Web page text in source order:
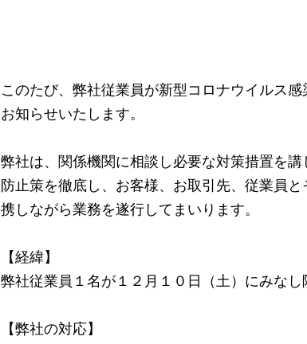
このたび、弊社従業員が新型コロナウイルス
お知らせいたします。
弊社は、関係機関に相談し必要な対策措置を
防止策を徹底し、お客様、お取引先、従業員
携しながら業務を遂行してまいります。
【経緯】
弊社従業員１名が１２月１０日（土）にみな
【弊社の対応】